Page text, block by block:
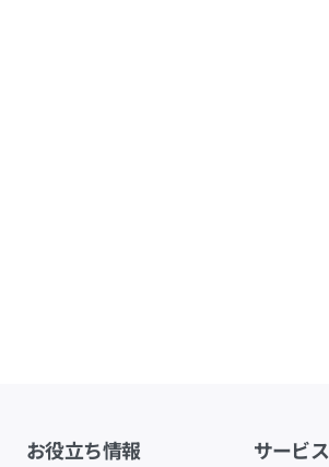
お役立ち情報 サービス